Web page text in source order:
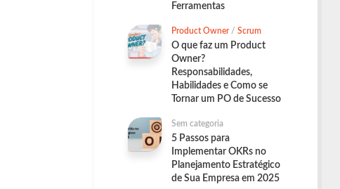
Ferramentas
Product Owner/ Scrum
O que faz um Product
Owner?
Responsabilidades,
Habilidades e Como se
Tornar um PO de Sucesso
Sem categoria
5 Passos para
Implementar OKRs no
Planejamento Estratégico
de Sua Empresa em 2025